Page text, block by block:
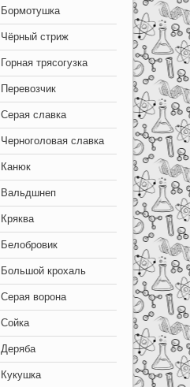
Бормотушка
Чёрный стриж
Горная трясогузка
Перевозчик
Серая славка
Черноголовая славка
Канюк
Вальдшнеп
Кряква
Белобровик
Большой крохаль
Серая ворона
Сойка
Деряба
Кукушка